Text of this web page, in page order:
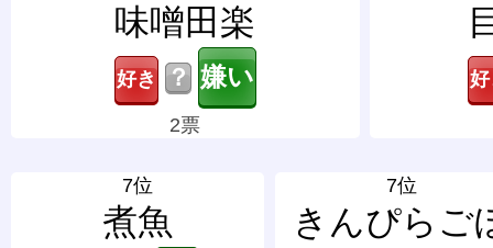
味噌田楽
？
2票
7位
煮魚
7位
きんぴらご